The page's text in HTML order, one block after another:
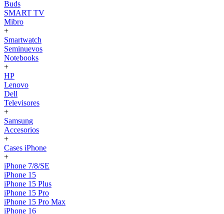
Buds
SMART TV
Mibro
+
Smartwatch
Seminuevos
Notebooks
+
HP
Lenovo
Dell
Televisores
+
Samsung
Accesorios
+
Cases iPhone
+
iPhone 7/8/SE
iPhone 15
iPhone 15 Plus
iPhone 15 Pro
iPhone 15 Pro Max
iPhone 16